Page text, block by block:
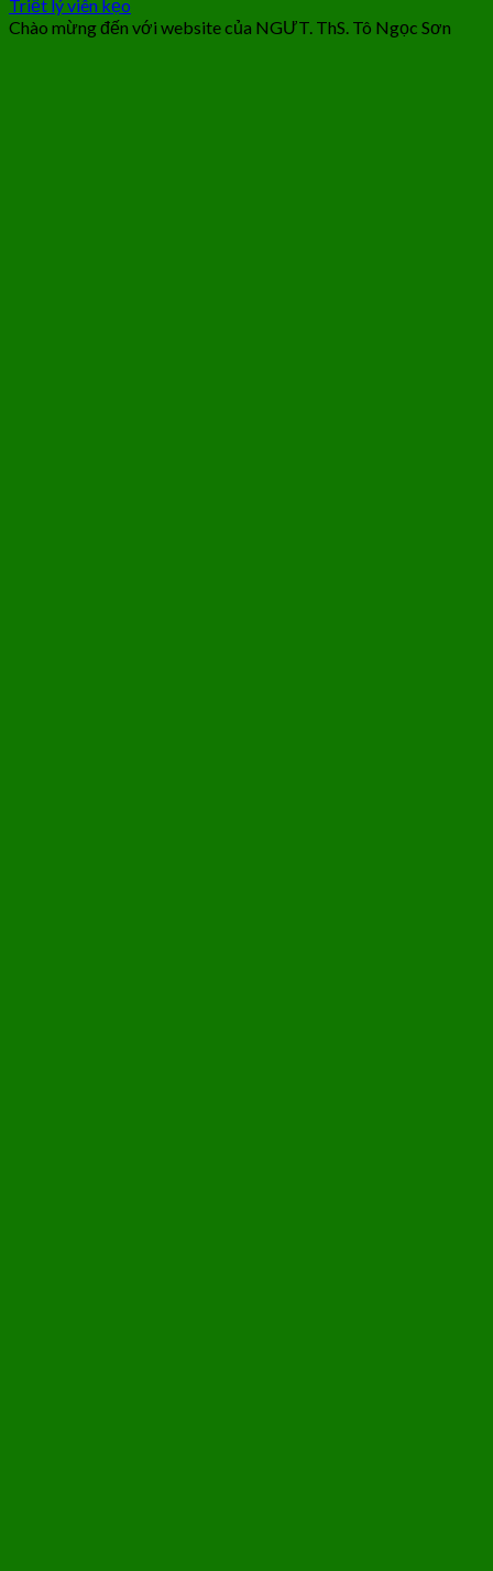
Triết lý viên kẹo
Chào mừng đến với website của NGƯT. ThS. Tô Ngọc Sơn